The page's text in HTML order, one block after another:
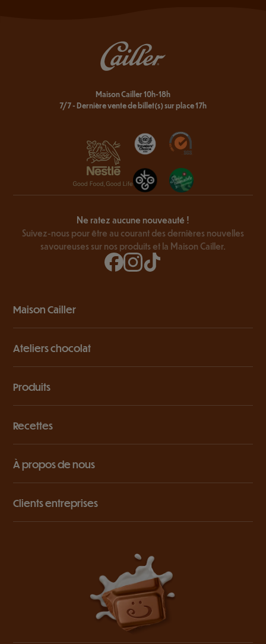
Maison Cailler 10h-18h
7/7 - Dernière vente de billet(s) sur place 17h
Ne ratez aucune nouveauté !
Suivez-nous pour être au courant des dernières nouvelles
savoureuses sur nos produits et la Maison Cailler.
Maison Cailler
Ateliers chocolat
Produits
Recettes
À propos de nous
Clients entreprises